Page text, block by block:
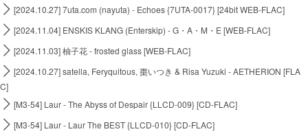
 [2024.10.27] 7uta.com (nayuta) - Echoes {7UTA-0017} [24bit WEB-FLAC]
 [2024.11.04] ENSKIS KLANG (Enterskip) - G・A・M・E [WEB-FLAC]
 [2024.11.03] 柚子花 - frosted glass [WEB-FLAC]
 [2024.10.27] satella, Feryquitous, 棗いつき & Risa Yuzuki - AETHERION [FLA
C]
 [M3-54] Laur - The Abyss of Despair {LLCD-009} [CD-FLAC]
 [M3-54] Laur - Laur The BEST {LLCD-010} [CD-FLAC]